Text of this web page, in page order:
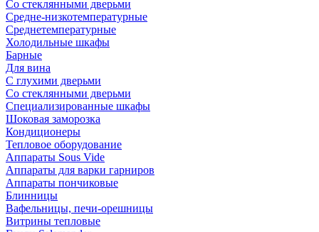
Со стеклянными дверьми
Средне-низкотемпературные
Среднетемпературные
Холодильные шкафы
Барные
Для вина
С глухими дверьми
Со стеклянными дверьми
Специализированные шкафы
Шоковая заморозка
Кондиционеры
Тепловое оборудование
Аппараты Sous Vide
Аппараты для варки гарниров
Аппараты пончиковые
Блинницы
Вафельницы, печи-орешницы
Витрины тепловые